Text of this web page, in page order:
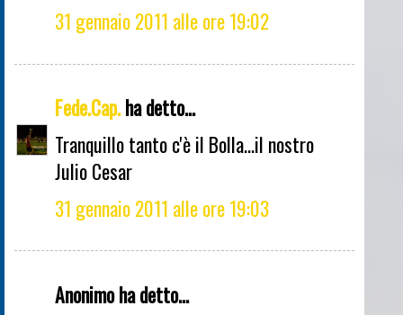
31 gennaio 2011 alle ore 19:02
Fede.Cap.ha detto...
Tranquillo tanto c'è il Bolla...il nostro
Julio Cesar
31 gennaio 2011 alle ore 19:03
Anonimo ha detto...